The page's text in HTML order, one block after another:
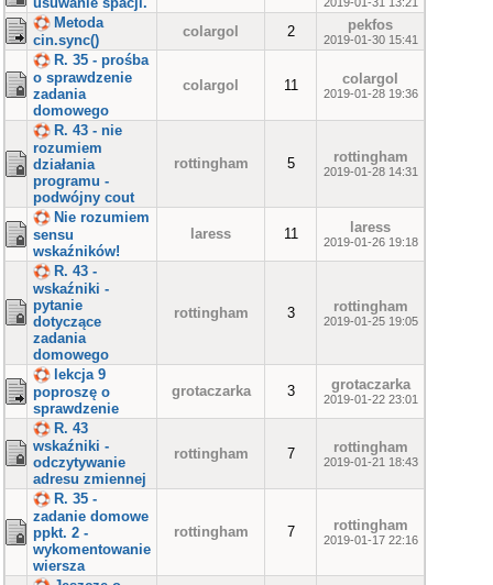
Metoda
cin.sync()
colargol 2 pekfos
2019-01-30 15:41
R. 35 - prośba
o sprawdzenie
zadania
domowego
colargol 11 colargol
2019-01-28 19:36
R. 43 - nie
rozumiem
działania
programu -
podwójny cout
rottingham 5 rottingham
2019-01-28 14:31
Nie rozumiem
sensu
wskaźników!
laress 11 laress
2019-01-26 19:18
R. 43 -
wskaźniki -
pytanie
dotyczące
zadania
domowego
rottingham 3 rottingham
2019-01-25 19:05
lekcja 9
poproszę o
sprawdzenie
grotaczarka 3 grotaczarka
2019-01-22 23:01
R. 43
wskaźniki -
odczytywanie
adresu zmiennej
rottingham 7 rottingham
2019-01-21 18:43
R. 35 -
zadanie domowe
ppkt. 2 -
wykomentowanie
wiersza
rottingham 7 rottingham
2019-01-17 22:16